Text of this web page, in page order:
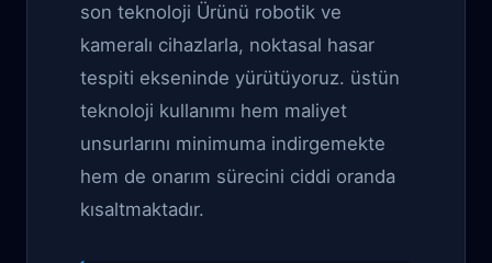
son teknoloji Ürünü robotik ve
kameralı cihazlarla, noktasal hasar
tespiti ekseninde yürütüyoruz. üstün
teknoloji kullanımı hem maliyet
unsurlarını minimuma indirgemekte
hem de onarım sürecini ciddi oranda
kısaltmaktadır.